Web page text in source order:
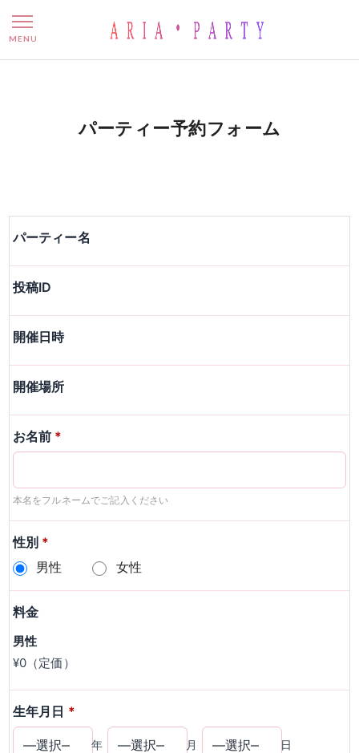
パーティー予約フォーム
MENU
パーティー予約フォーム
パーティー名
投稿ID
開催日時
開催場所
お名前 *
本名をフルネームでご記入ください
性別 *
男性
女性
料金
男性
¥0（定価）
生年月日 *
年 月 日